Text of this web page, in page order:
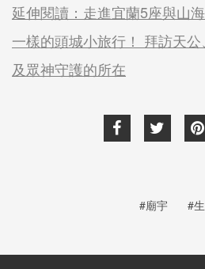
延伸閱讀：走進宜蘭5座與山
一樣的頭城小旅行！ 拜訪天
及眾神守護的所在
#廟宇 #